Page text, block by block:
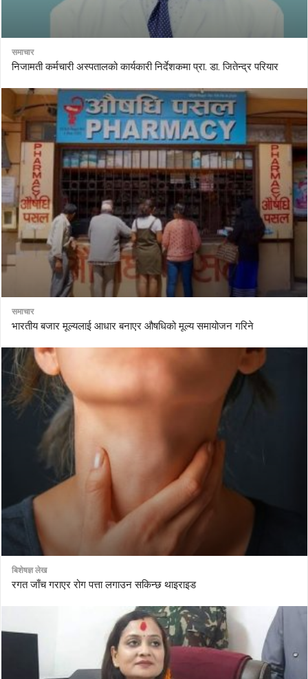
समाचार
निजामती कर्मचारी अस्पतालको कार्यकारी निर्देशकमा प्रा. डा. जितेन्द्र परियार
समाचार
भारतीय बजार मूल्यलाई आधार बनाएर औषधिको मूल्य समायोजन गरिने
बिशेषज्ञ लेख
रगत जाँच गराएर रोग पत्ता लगाउन सकिन्छ थाइराइड